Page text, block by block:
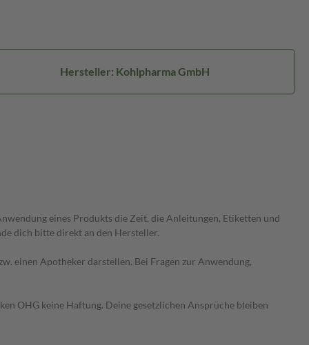
Hersteller: Kohlpharma GmbH
eines Produkts die Zeit, die Anleitungen, Etiketten und
dich bitte direkt an den Hersteller.
einen Apotheker darstellen. Bei Fragen zur Anwendung,
OHG keine Haftung. Deine gesetzlichen Ansprüche bleiben